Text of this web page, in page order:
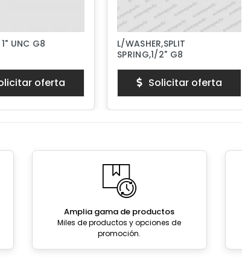
UNC G8
oferta
L/WASHER,SPLIT
SPRING,1/2" G8
Solicitar oferta
Amplia gama de productos
Miles de productos y opciones de
promoción.